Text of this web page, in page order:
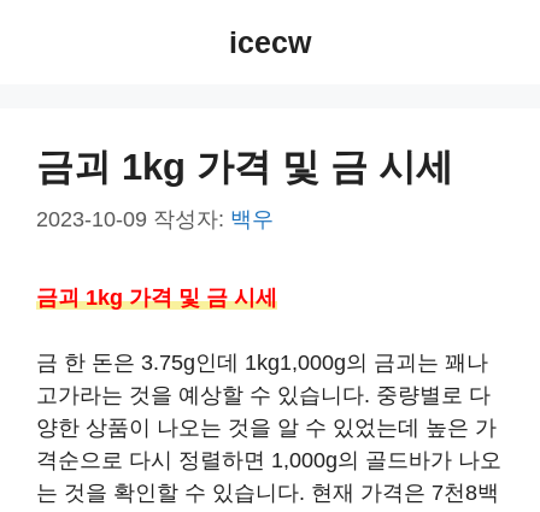
icecw
금괴 1kg 가격 및 금 시세
2023-10-09 작성자: 백우
금괴 1kg 가격 및 금 시세
금 한 돈은 3.75g인데 1kg1,000g의 금괴는 꽤나
고가라는 것을 예상할 수 있습니다. 중량별로 다
양한 상품이 나오는 것을 알 수 있었는데 높은 가
격순으로 다시 정렬하면 1,000g의 골드바가 나오
는 것을 확인할 수 있습니다. 현재 가격은 7천8백